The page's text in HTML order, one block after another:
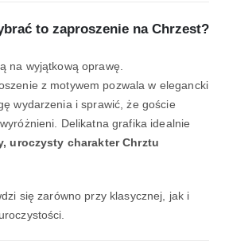
to zaproszenie na Chrzest?
na wyjątkową oprawę.
z motywem pozwala w elegancki
wydarzenia i sprawić, że goście
Delikatna grafika idealnie
uroczysty charakter Chrztu
się zarówno przy klasycznej, jak i